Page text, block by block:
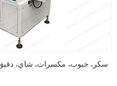
سكر، حبوب، مكسرات، شاي، دقيق